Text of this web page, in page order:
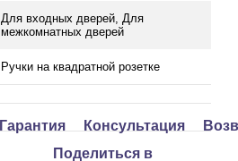
Для входных дверей, Для
межкомнатных дверей
Ручки на квадратной розетке
Гарантия Консультация
Поделиться в